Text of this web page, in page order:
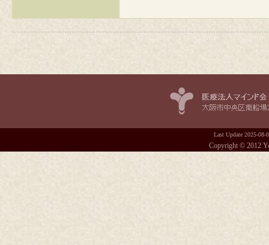
Last Update2025-08-
Copyright © 2012